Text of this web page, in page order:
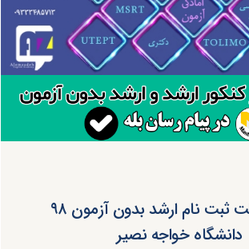
تمدید مهلت ثبت نام ارشد بدون آزمون ۹۸
دانشگاه خواجه نصیر